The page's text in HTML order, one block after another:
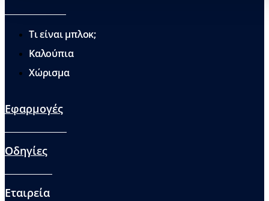
Τι είναι μπλοκ;
Καλούπια
Χώρισμα
Εφαρμογές
Οδηγίες
Εταιρεία